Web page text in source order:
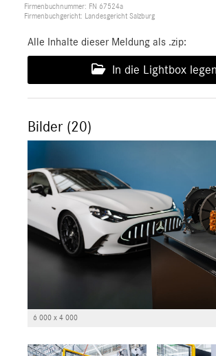
Firmenbuchnummer: FN 67524a
Firmenbuchgericht: Landesgericht Salzburg
Alle Inhalte dieser Meldung als .zip:
In die Lightbox legen
Bilder (20)
6 000 x 4 000